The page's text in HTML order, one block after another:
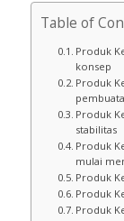
Table of
Produk
konsep
Produk
Produk
stabilitas
Produk
mulai
Produk
Produk
Produk